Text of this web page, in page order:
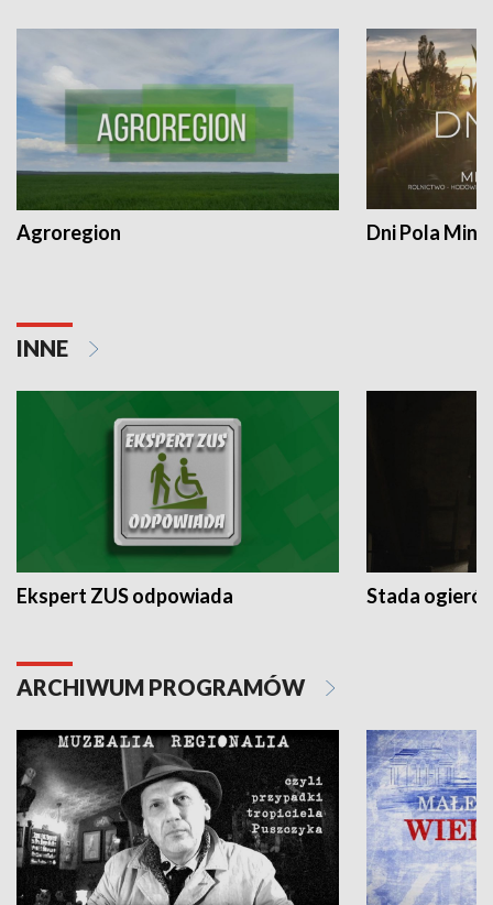
Agroregion Dni Pola
INNE
Ekspert ZUS odpowiada Stada
ARCHIWUM PROGRAMÓW